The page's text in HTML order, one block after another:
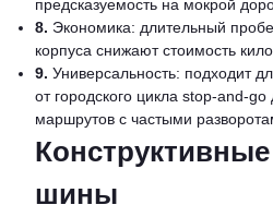
предсказуемость на мокрой
8. Экономика: длительный
корпуса снижают стоимость
9. Универсальность: подходит
от городского цикла stop-and-
маршрутов с частыми
шины